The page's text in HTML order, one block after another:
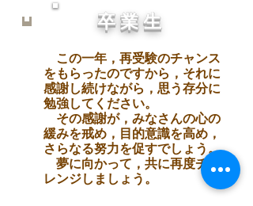
この一年，再受験のチャンス
をもらったのですから，それに
感謝し続けながら，思う存分に
勉強してください。
その感謝が，みなさんの心の
緩みを戒め，目的意識を高め，
さ らなる努力を促すでしょう。
夢に向かって，共に再度チャ
レンジしましょう。
卒 業 生